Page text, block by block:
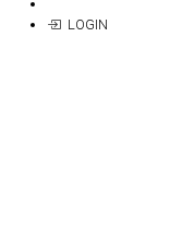
LOGIN